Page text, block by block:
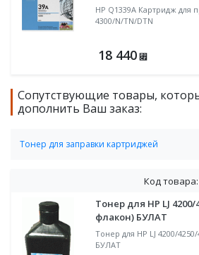
HP Q1339A Картридж для
4300/N/TN/DTN
18 440 ⃏
Сопутствующие товары,
дополнить Ваш заказ:
Тонер для заправки картриджей
Код товара:
Тонер для HP LJ 4200/
флакон) БУЛАТ
Тонер для HP LJ 4200/
БУЛАТ